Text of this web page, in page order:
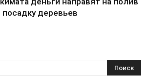
посадку деревьев